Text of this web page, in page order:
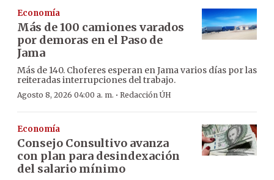
Economía
Más de 100 camiones varados
por demoras en el Paso de
Jama
Más de 140. Choferes esperan en Jama varios días por las
reiteradas interrupciones del trabajo.
Agosto 8, 2026 04:00 a. m. · Redacción ÚH
Economía
Consejo Consultivo avanza
con plan para desindexación
del salario mínimo